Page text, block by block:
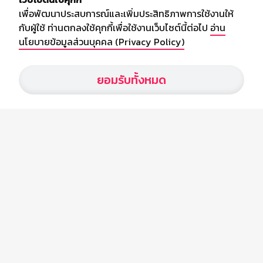
เกี่ยวกับเรา
อัพเดทข่าวสารวงการกีฬา ฟุตบอล ผลบอล ผลฟุตบอลทั่วโลก ฟรีเมียร์
ลีก ไทยลีก ฟุตบอลโลก ยูฟ่าแซมเปี้ยนส์ลีก พร้อมทั้งวิเคราะห์บอล จาก
เพื่อพัฒนาประสบการณ์และเพิ่มประสิทธิภาพการใช้งานให้
กับผู้ใช้ ท่านตกลงใช้คุกกี้เพื่อใช้งานเว็บไซต์นี้ต่อไป อ่าน
นโยบายข้อมูลส่วนบุคคล (Privacy Policy)
ยอมรับทั้งหมด